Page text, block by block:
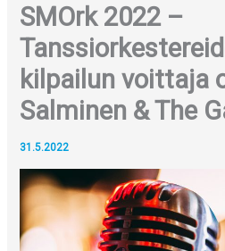
SMOrk 2022 –
kilpailun voittaja
Salminen & The
31.5.2022